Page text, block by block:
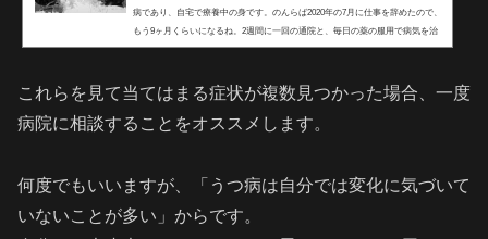
病であり、自宅で療養中の身です。のんらば2020年の7月に仕事を辞めたので、
もう9ヶ月くらいになるね。2週間に一回の通院と、毎日の薬の服用で病気を治
していますが、寛解にはまだ至っていません。収入源は傷病手当金です。私の
なりました実は、うつ病というのは明確に「この時からうつになった」とかが
はっきりと分かるわけではありません。日々の些細な積み重ねが徐々に負荷と
なり、...
これらを見て当てはまる症状が複数見つかった場合、一度
病院に相談することをオススメします。
何度でもいいますが、「うつ病は自分では変化に気づいて
いないことが多い」からです。